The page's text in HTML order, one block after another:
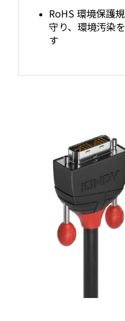
RoHS 環境保護
守り、環境汚染
す